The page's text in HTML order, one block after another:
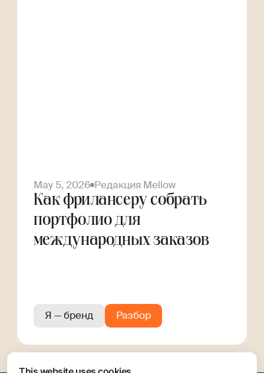
May 5, 2026 Редакция Mellow
Как фрилансеру собрать
портфолио для
международных заказов
Я — бренд Разбор